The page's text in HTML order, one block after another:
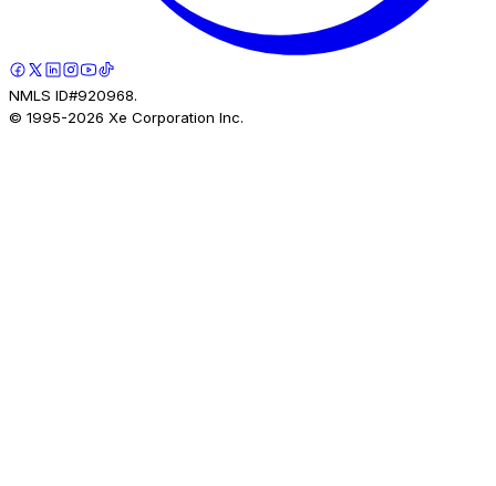
NMLS ID#920968.
© 1995-2026 Xe Corporation Inc.